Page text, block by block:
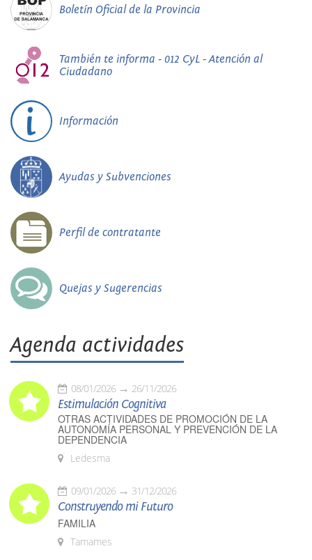
Boletín Oficial de la Provincia
También te informa - 012 CyL - Atención al
Ciudadano
Información
Ayudas y Subvenciones
Perfil de contratante
Quejas y Sugerencias
Agenda actividades
08/01/2026 26/11/2026
Estimulación Cognitiva
OTRAS ACTIVIDADES DE PROMOCIÓN DE LA
AUTONOMÍA PERSONAL Y PREVENCIÓN DE LA
DEPENDENCIA
Ledesma
09/01/2026 31/12/2026
Construyendo mi Futuro
FAMILIA
Tamames